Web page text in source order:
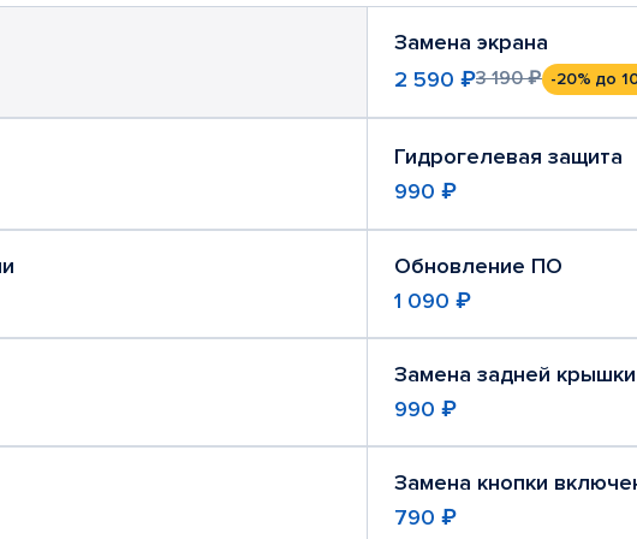
Замена экрана
2 590 ₽3 190 ₽ -20% до
Гидрогелевая защита
990 ₽
Обновление ПО
1 090 ₽
Замена задней крышки
990 ₽
Замена кнопки
790 ₽